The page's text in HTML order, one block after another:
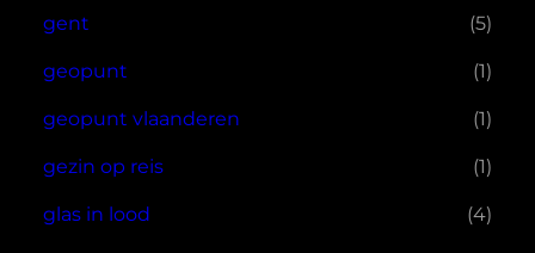
gent (5)
geopunt (1)
geopunt vlaanderen (1)
gezin op reis (1)
glas in lood (4)